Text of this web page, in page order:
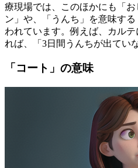
療現場では、このほかにも「
ン」や、「うんち」を意味す
われています。例えば、カル
れば、「3日間うんちが出てい
「コート」の意味